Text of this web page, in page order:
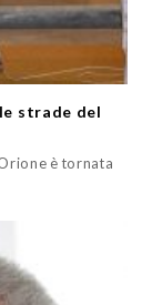
strade del
è tornata